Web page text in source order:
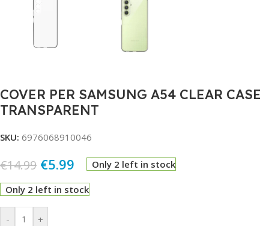
COVER PER SAMSUNG A54 CLEAR CASE
TRANSPARENT
SKU: 6976068910046
€14.99 €5.99 Only 2 left in stock
Only 2 left in stock
- +
Alternative: